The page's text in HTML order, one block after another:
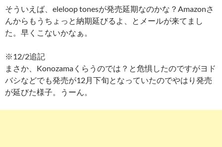
そういえば、eleloop tonesが発売延期なのかな？Amazonさ
んからもうちょっと納期延びるよ、とメールが来てまし
た。早くこないかなぁ。
※12/2追記
まさか、Konozamaくらうのでは？と危惧したのですがヨド
バシなどでも発売が12月下旬となっていたのでやはり発売
が延びた様子。うーん。